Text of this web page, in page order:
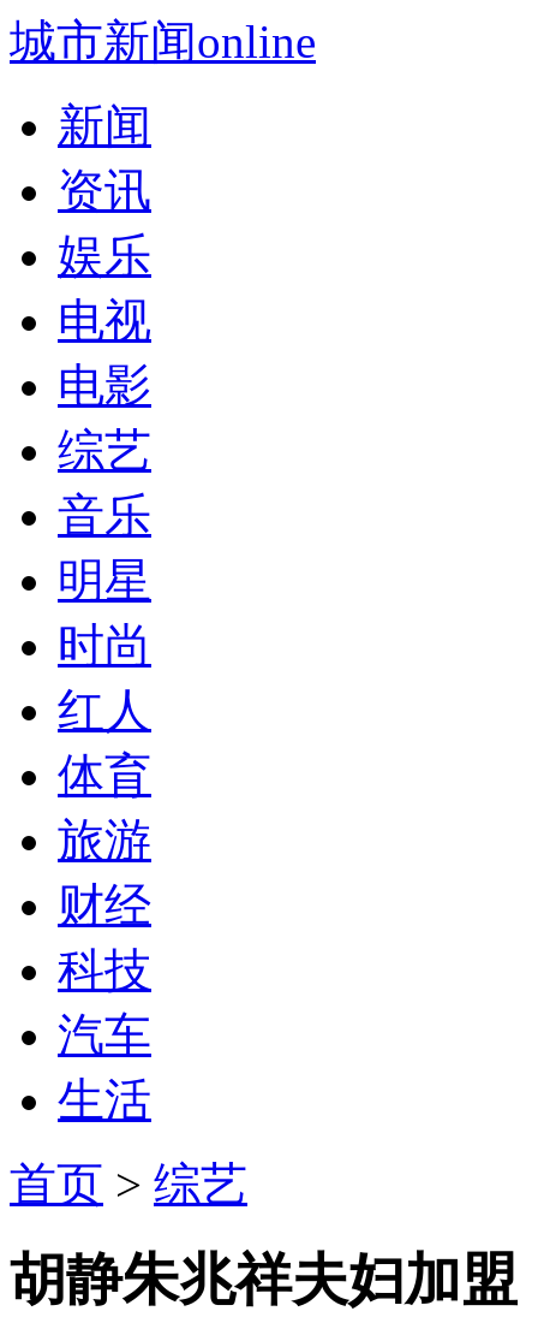
城市新闻online
新闻
资讯
娱乐
电视
电影
综艺
音乐
明星
时尚
红人
体育
旅游
财经
科技
汽车
生活
首页 > 综艺
胡静朱兆祥夫妇加盟